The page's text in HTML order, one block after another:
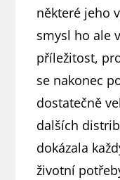
některé jeho
smysl ho ale
příležitost,
se nakonec
dostatečně
dalších
dokázala
životní